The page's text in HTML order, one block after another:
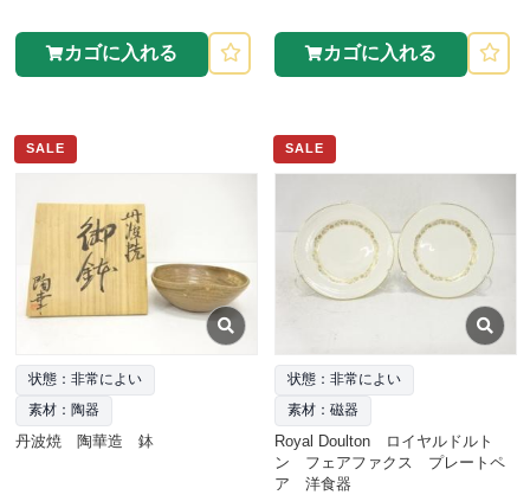
カゴに入れる カゴに入れる
SALE
状態：非常によい
素材：陶器
丹波焼 陶華造 鉢
SALE
状態：非常によい
素材：磁器
Royal Doulton ロイヤルドルト
ン フェアファクス プレートペ
ア 洋食器